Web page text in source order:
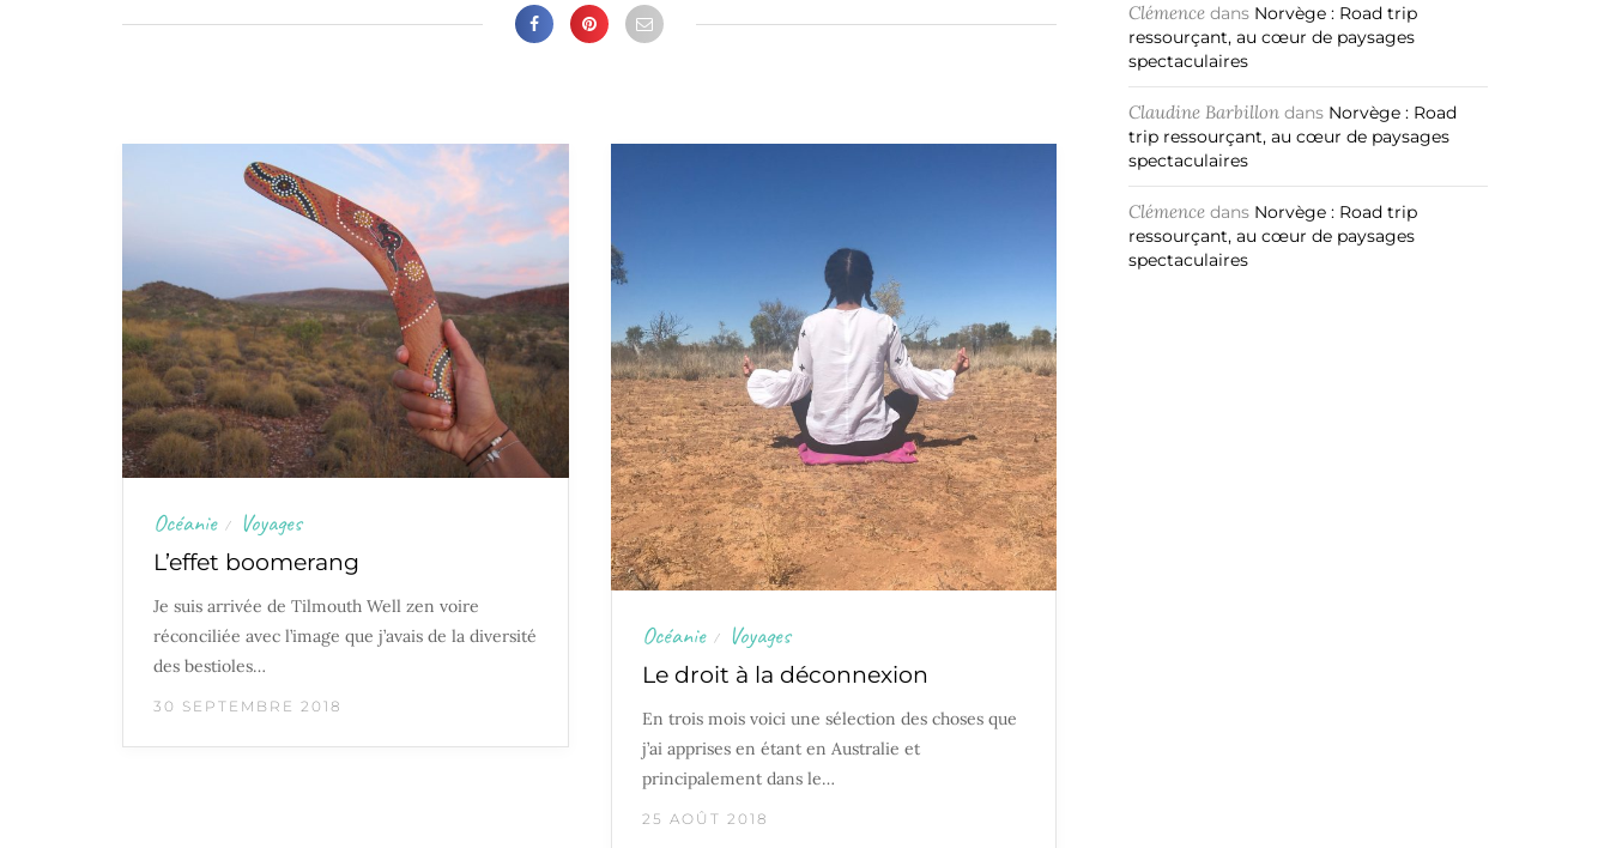
Océanie / Voyages
L’effet boomerang
Je suis arrivée de Tilmouth Well zen voire
réconciliée avec l’image que j’avais de la diversité
des bestioles…
30 SEPTEMBRE 2018
Océanie / Voyages
Le droit à la déconnexion
En trois mois voici une sélection des choses que
j’ai apprises en étant en Australie et
principalement dans le…
25 AOÛT 2018
Clémence dans Norvège : Road trip
ressourçant, au cœur de paysages
spectaculaires
Claudine Barbillon dans Norvège : Road
trip ressourçant, au cœur de paysages
spectaculaires
Clémence dans Norvège : Road trip
ressourçant, au cœur de paysages
spectaculaires